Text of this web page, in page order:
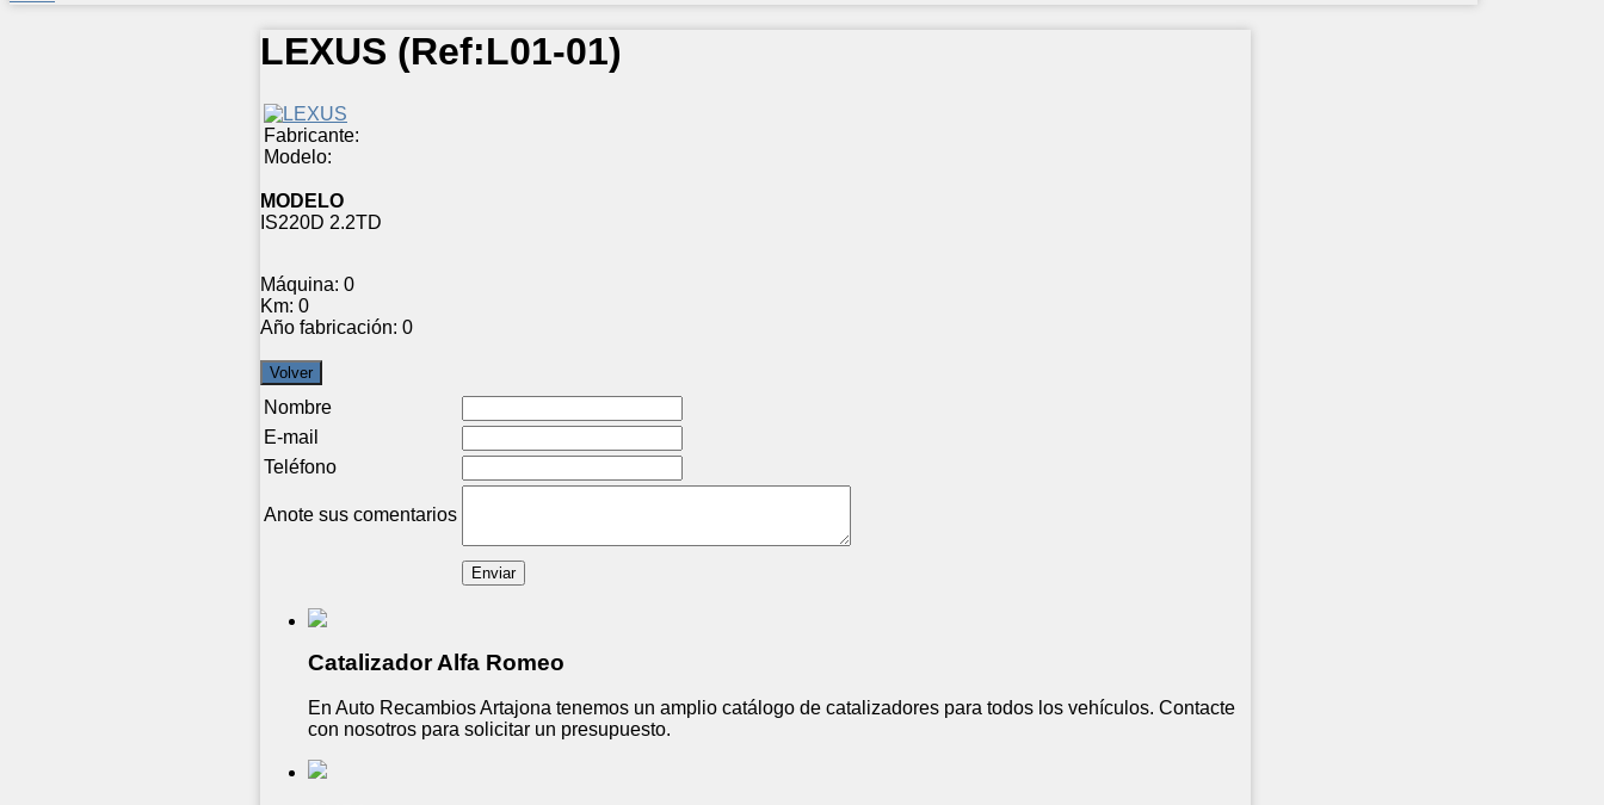
LEXUS (Ref:L01-01)
Fabricante:
Modelo:
MODELO
IS220D 2.2TD
Máquina: 0
Km: 0
Año fabricación: 0
Nombre
E-mail
Teléfono
Anote sus comentarios
Catalizador Alfa Romeo
En Auto Recambios Artajona tenemos un amplio catálogo de catalizadores para todos los vehículos. Contacte
con nosotros para solicitar un presupuesto.